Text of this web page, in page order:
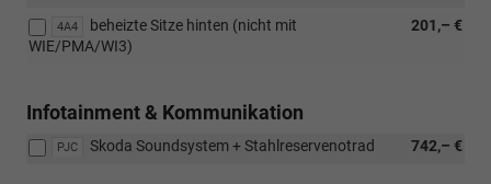
4A4 201,– €
beheizte Sitze hinten (nicht mit
WIE/PMA/WI3)
Infotainment & Kommunikation
PJC 742,– €
Skoda Soundsystem + Stahlreservenotrad